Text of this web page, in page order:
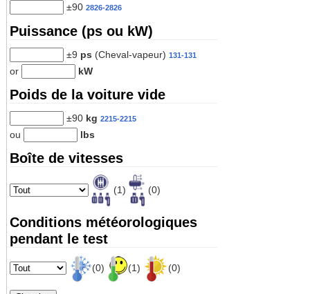
±90 2826-2826
Puissance (ps ou kW)
±9 ps (Cheval-vapeur) 131-131
or kW
Poids de la voiture vide
±90 kg 2215-2215
ou lbs
Boîte de vitesses
(1) (0)
Conditions météorologiques
pendant le test
(0) (1) (0)